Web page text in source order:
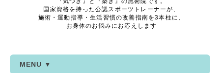
国家資格を持った公認スポーツトレーナーが、
施術・運動指導・生活習慣の改善指南を3本柱に、
お身体のお悩みにお応えします
MENU ▼